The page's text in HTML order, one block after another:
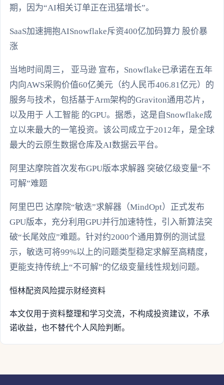
期，因为“AI相关订单正在迅猛增长”。
SaaS加速拥抱AISnowflake斥资400亿加码算力 股价暴
涨
当地时间周三， 亚马逊 宣布，Snowflake已承诺在五年
内向AWS采购价值60亿美元（约人民币406.81亿元）的
服务与技术，包括基于Arm架构的Graviton通用芯片，
以及用于 人工智能 的GPU。据悉，这是自Snowflake成
立以来最大的一笔投资。该公司成立于2012年，是全球
最大的云原生数据仓库及AI数据云平台。
阿里达摩院首次发布GPU版本求解器 突破亿级变量“不
可解”难题
阿里巴巴 达摩院“敏迭”求解器（MindOpt）正式发布
GPU版本，充分利用GPU并行加速特性，引入新算法突
破“长尾效应”难题。针对约2000个通用算例的测试显
示，敏迭可将99%以上的问题类型稳定求解至高精度，
更能支持传统上“不可解”的亿级变量线性规划问题。
恒林配资风险提示财经资料
本文仅用于资料整理和学习交流，不构成投资建议，不承
诺收益，也不替代个人风险判断。